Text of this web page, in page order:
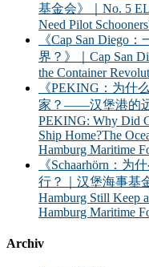
基金会》｜No. 5
Need Pilot
《Cap San Diego
界？》｜Cap San
the Container
《PEKING：为什
家？——汉堡港的远
PEKING: Why Did
Ship Home?The
Hamburg Maritime
《Schaarhörn：
行？｜汉堡海事基
Hamburg Still Keep
Hamburg Maritime
Archiv